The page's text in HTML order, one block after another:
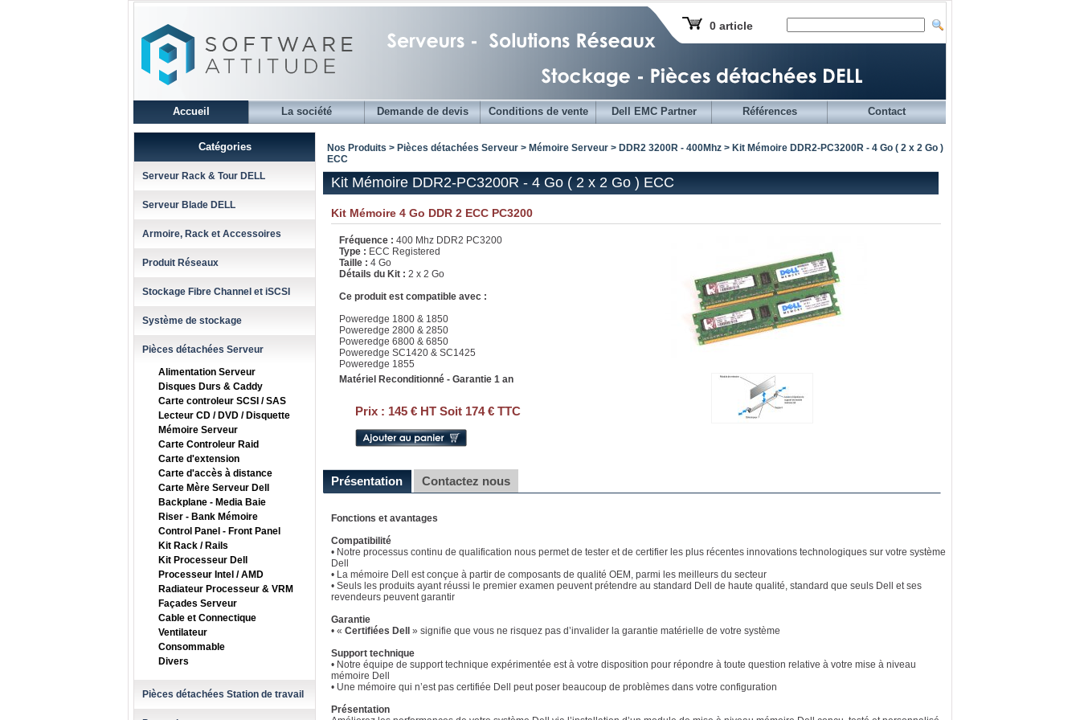
0 article
Accueil La société Demande de devis Conditions de vente Dell EMC Partner Références Contact
Catégories
Serveur Rack & Tour DELL
Serveur Blade DELL
Armoire, Rack et Accessoires
Produit Réseaux
Stockage Fibre Channel et iSCSI
Système de stockage
Pièces détachées Serveur
Alimentation Serveur
Disques Durs & Caddy
Carte controleur SCSI / SAS
Lecteur CD / DVD / Disquette
Mémoire Serveur
Carte Controleur Raid
Carte d'extension
Carte d'accès à distance
Carte Mère Serveur Dell
Backplane - Media Baie
Riser - Bank Mémoire
Control Panel - Front Panel
Kit Rack / Rails
Kit Processeur Dell
Processeur Intel / AMD
Radiateur Processeur & VRM
Façades Serveur
Cable et Connectique
Ventilateur
Consommable
Divers
Pièces détachées Station de travail
Nos Produits > Pièces détachées Serveur > Mémoire Serveur > DDR2 3200R - 400Mhz > Kit Mémoire DDR2-PC3200R - 4 Go ( 2 x 2 Go )
ECC
Kit Mémoire DDR2-PC3200R - 4 Go ( 2 x 2 Go ) ECC
Kit Mémoire 4 Go DDR 2 ECC PC3200
Fréquence : 400 Mhz DDR2 PC3200
Type : ECC Registered
Taille : 4 Go
Détails du Kit : 2 x 2 Go
Ce produit est compatible avec :
Poweredge 1800 & 1850
Poweredge 2800 & 2850
Poweredge 6800 & 6850
Poweredge SC1420 & SC1425
Poweredge 1855
Matériel Reconditionné - Garantie 1 an
Prix : 145 € HT Soit 174 € TTC
Présentation Contactez nous
Fonctions et avantages
Compatibilité
• Notre processus continu de qualification nous permet de tester et de certifier les plus récentes innovations technologiques sur votre système
Dell
• La mémoire Dell est conçue à partir de composants de qualité OEM, parmi les meilleurs du secteur
• Seuls les produits ayant réussi le premier examen peuvent prétendre au standard Dell de haute qualité, standard que seuls Dell et ses
revendeurs peuvent garantir
Garantie
• « Certifiées Dell » signifie que vous ne risquez pas d’invalider la garantie matérielle de votre système
Support technique
• Notre équipe de support technique expérimentée est à votre disposition pour répondre à toute question relative à votre mise à niveau
mémoire Dell
• Une mémoire qui n’est pas certifiée Dell peut poser beaucoup de problèmes dans votre configuration
Présentation